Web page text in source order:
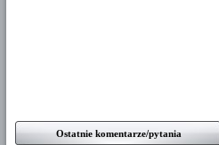
Ostatnie komentarze/pytania